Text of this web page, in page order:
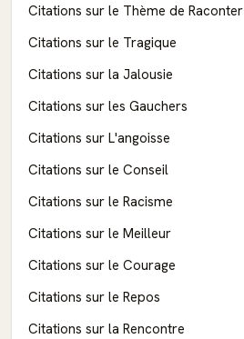
Citations sur le Thème de Raconter
Citations sur le Tragique
Citations sur la Jalousie
Citations sur les Gauchers
Citations sur L'angoisse
Citations sur le Conseil
Citations sur le Racisme
Citations sur le Meilleur
Citations sur le Courage
Citations sur le Repos
Citations sur la Rencontre